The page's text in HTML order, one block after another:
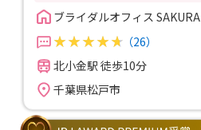
ブライダルオフィス SAKURA
（26）
北小金駅 徒歩10分
千葉県松戸市